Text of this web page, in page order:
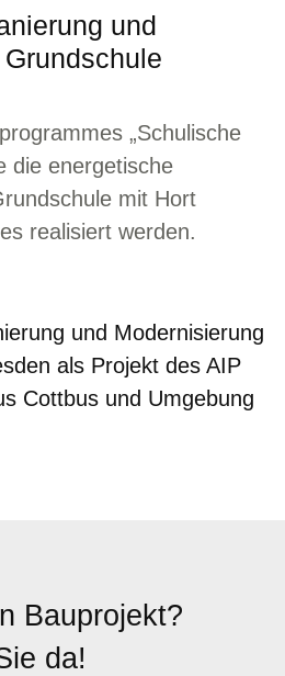
und
„Schulische
die energetische
mit Hort
realisiert werden.
Bauprojekt?
da!